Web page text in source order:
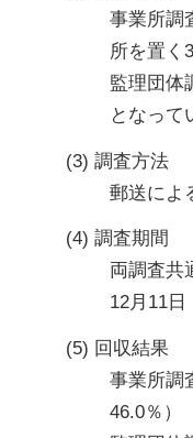
事業所調
所を置く
監理団体
となって
(3) 調査方法
郵送によ
(4) 調査期間
両調査共通	：令和6年11月15
12月11日
(5) 回収結果
事業所調
46.0％）